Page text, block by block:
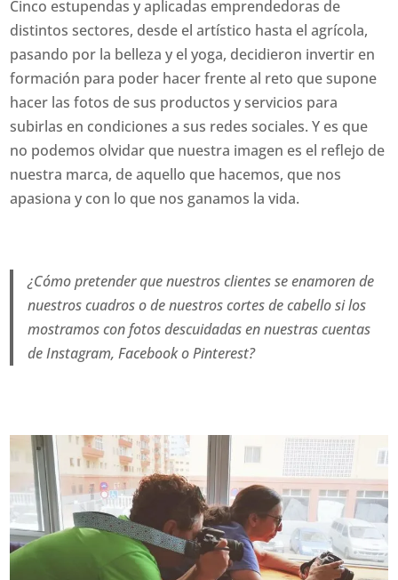
Cinco estupendas y aplicadas emprendedoras de
distintos sectores, desde el artístico hasta el agrícola,
pasando por la belleza y el yoga, decidieron invertir en
formación para poder hacer frente al reto que supone
hacer las fotos de sus productos y servicios para
subirlas en condiciones a sus redes sociales. Y es que
no podemos olvidar que nuestra imagen es el reflejo de
nuestra marca, de aquello que hacemos, que nos
apasiona y con lo que nos ganamos la vida.
¿Cómo pretender que nuestros clientes se enamoren de
nuestros cuadros o de nuestros cortes de cabello si los
mostramos con fotos descuidadas en nuestras cuentas
de Instagram, Facebook o Pinterest?